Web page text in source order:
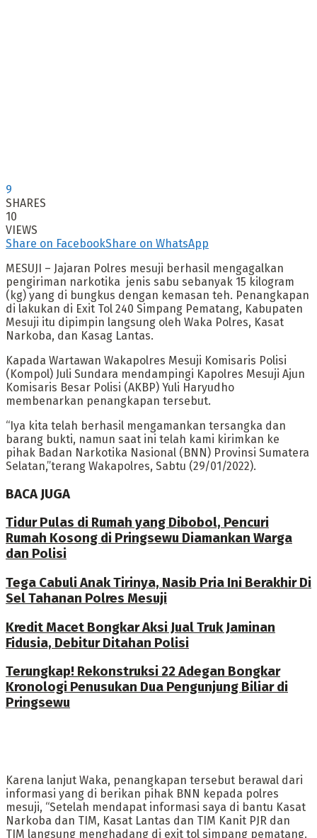
9
SHARES
10
VIEWS
Share on FacebookShare on WhatsApp
MESUJI – Jajaran Polres mesuji berhasil mengagalkan
pengiriman narkotika jenis sabu sebanyak 15 kilogram
(kg) yang di bungkus dengan kemasan teh. Penangkapan
di lakukan di Exit Tol 240 Simpang Pematang, Kabupaten
Mesuji itu dipimpin langsung oleh Waka Polres, Kasat
Narkoba, dan Kasag Lantas.
Kapada Wartawan Wakapolres Mesuji Komisaris Polisi
(Kompol) Juli Sundara mendampingi Kapolres Mesuji Ajun
Komisaris Besar Polisi (AKBP) Yuli Haryudho
membenarkan penangkapan tersebut.
“Iya kita telah berhasil mengamankan tersangka dan
barang bukti, namun saat ini telah kami kirimkan ke
pihak Badan Narkotika Nasional (BNN) Provinsi Sumatera
Selatan,”terang Wakapolres, Sabtu (29/01/2022).
BACA JUGA
Tidur Pulas di Rumah yang Dibobol, Pencuri
Rumah Kosong di Pringsewu Diamankan Warga
dan Polisi
Tega Cabuli Anak Tirinya, Nasib Pria Ini Berakhir Di
Sel Tahanan Polres Mesuji
Kredit Macet Bongkar Aksi Jual Truk Jaminan
Fidusia, Debitur Ditahan Polisi
Terungkap! Rekonstruksi 22 Adegan Bongkar
Kronologi Penusukan Dua Pengunjung Biliar di
Pringsewu
Karena lanjut Waka, penangkapan tersebut berawal dari
informasi yang di berikan pihak BNN kepada polres
mesuji, “Setelah mendapat informasi saya di bantu Kasat
Narkoba dan TIM, Kasat Lantas dan TIM Kanit PJR dan
TIM langsung menghadang di exit tol simpang pematang.